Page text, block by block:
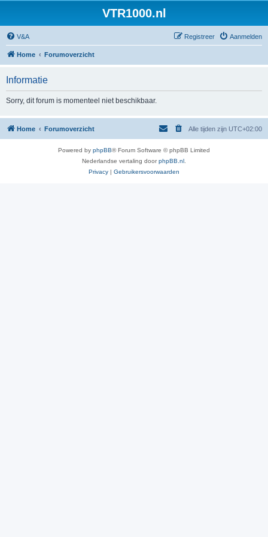
VTR1000.nl
V&A Aanmelden
Registreer
Home Forumoverzicht
Informatie
Sorry, dit forum is momenteel niet beschikbaar.
Home Forumoverzicht Alle tijden zijn UTC+02:00
Powered by phpBB® Forum Software © phpBB Limited
Nederlandse vertaling doorphpBB.nl
Privacy | Gebruikersvoorwaarden